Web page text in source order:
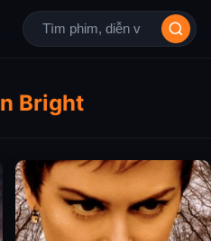
Bright